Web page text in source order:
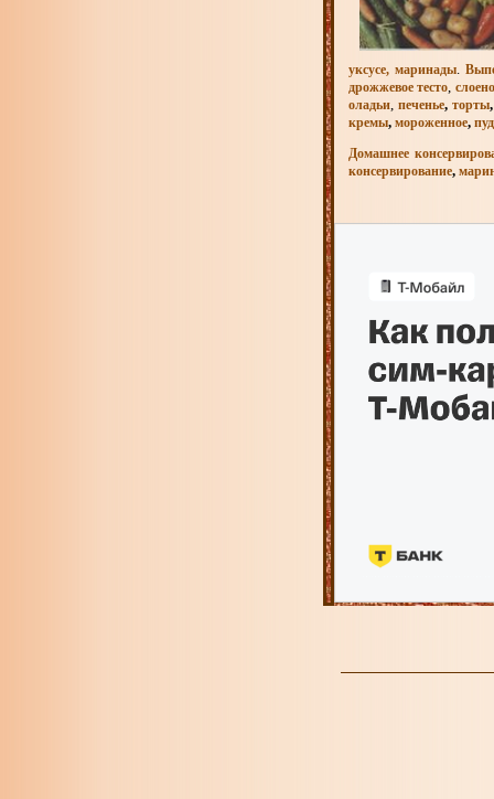
уксусе, маринады.
дрожжевое тесто,
оладьи, печенье, торты
кремы, мороженное,
Домашнее
консервирование,